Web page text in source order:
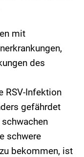
mit
des
RSV-Infektion
gefährdet
schwere
bekommen, ist